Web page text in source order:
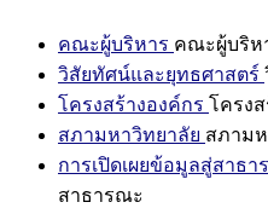
คณะผู้บริหาร คณะผู้บริห
วิสัยทัศน์และยุทธศาสตร์
โครงสร้างองค์กร โครง
สภามหาวิทยาลัย สภาม
การเปิดเผยข้อมูลสู่สาธา
สาธารณะ